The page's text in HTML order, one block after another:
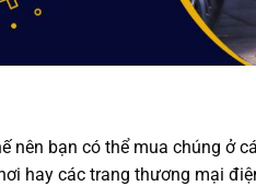
bạn có thể mua chúng ở
hay các trang thương mại